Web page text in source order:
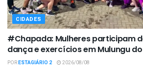
CIDADES
#Chapada: Mulheres participam
dança e exercícios em Mulungu
PORESTAGIÁRIO 2 2026/08/08